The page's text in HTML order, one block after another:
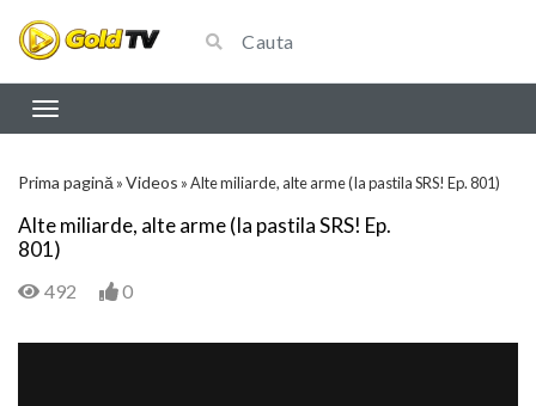
Prima pagină »Videos »Alte miliarde, alte arme (Ia pastila SRS! Ep. 801)
Alte miliarde, alte arme (Ia pastila SRS! Ep.
801)
492 0